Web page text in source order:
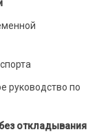
руководство по
откладывания